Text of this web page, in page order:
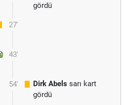
gördü
27'
43'
54' Dirk Abels sarı kart
gördü